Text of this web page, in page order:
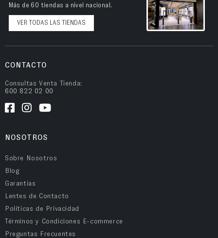
Más de 60 tiendas a nivel nacional.
VER TODAS LAS TIENDAS
CONTACTO
Consultas Venta Tienda:
600 822 02 00
NOSOTROS
Sobre Nosotros
Blog
Garantías
Lentes de Contacto
Políticas de Privacidad
Términos y Condiciones E-commerce
Preguntas Frecuentes